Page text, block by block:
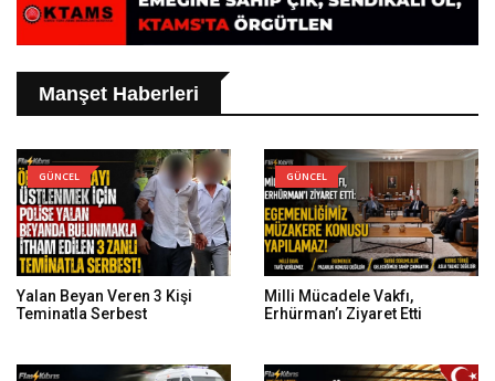
Manşet Haberleri
GÜNCEL
Yalan Beyan Veren 3 Kişi
Teminatla Serbest
GÜNCEL
Milli Mücadele Vakfı,
Erhürman’ı Ziyaret Etti